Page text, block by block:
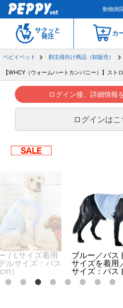
動物病
サクッと
発注
カ
ペピイベット 飼主様向け商品（卸販売）
【WHCY（ウォームハートカンパニー）】スト
ログイン後、詳細情報
ログインはこ
/ Lサイズ着用
ルサイズ：バス
）
ブルー／バス
サイズを着用
サイズ：バス